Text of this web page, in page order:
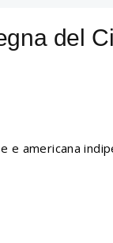
del
e americana